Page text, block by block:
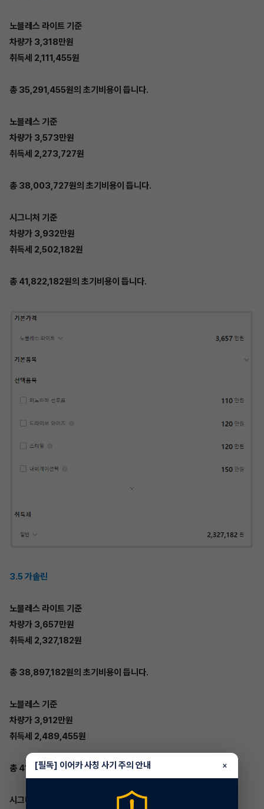
노블레스 라이트 기준
차량가 3,318만원
취득세 2,111,455원
총 35,291,455원의 초기비용이 듭니다.
노블레스 기준
차량가 3,573만원
취득세 2,273,727원
총 38,003,727원의 초기비용이 듭니다.
시그니처 기준
차량가 3,932만원
취득세 2,502,182원
총 41,822,182원의 초기비용이 듭니다.
3.5 가솔린
노블레스 라이트 기준
차량가 3,657만원
취득세 2,327,182원
총 38,897,182원의 초기비용이 듭니다.
노블레스 기준
차량가 3,912만원
취득세 2,489,455원
총 41,609,455원의 초기비용이 듭니다.
시그니처 기준
[필독] 이어카 사칭 사기 주의 안내 ×